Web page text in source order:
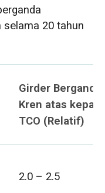
20 tahun
Girder Berganda
Kren atas kepala
TCO (Relatif)
2.0 – 2.5